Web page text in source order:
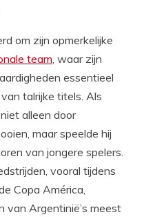
om zijn opmerkelijke
team, waar zijn
essentieel
talrijke titels. Als
alleen door
maar speelde hij
van jongere spelers.
vooral tijdens
Copa América,
van Argentinië’s meest